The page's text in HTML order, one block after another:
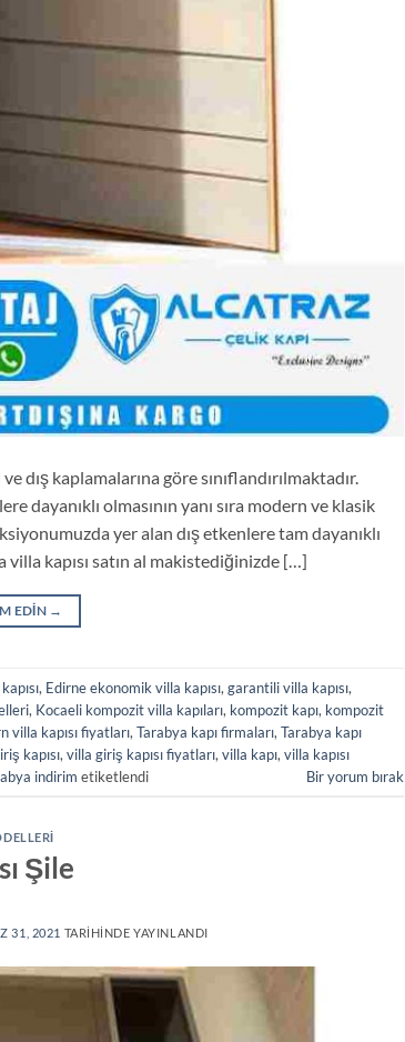
dış kaplamalarına göre sınıflandırılmaktadır.
dayanıklı olmasının yanı sıra modern ve klasik
yer alan dış etkenlere tam dayanıklı
villa kapısı satın al makistediğinizde […]
EDIN →
, Edirne ekonomik villa kapısı, garantili villa kapısı,
, Kocaeli kompozit villa kapıları, kompozit kapı, kompozit
villa kapısı fiyatları, Tarabya kapı firmaları, Tarabya kapı
kapısı, villa giriş kapısı fiyatları, villa kapı, villa kapısı
indirim etiketlendi Bir yorum bırak
Şile
31, 2021 TARIHINDE YAYINLANDI